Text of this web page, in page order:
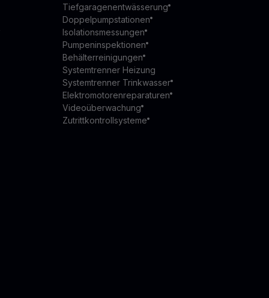
Tiefgaragenentwässerung
Doppelpumpstationen
Isolationsmessungen
Pumpeninspektionen
Behälterreinigungen
Systemtrenner Heizung
Systemtrenner Trinkwasser
Elektromotorenreparaturen
Videoüberwachung
Zutrittkontrollsysteme